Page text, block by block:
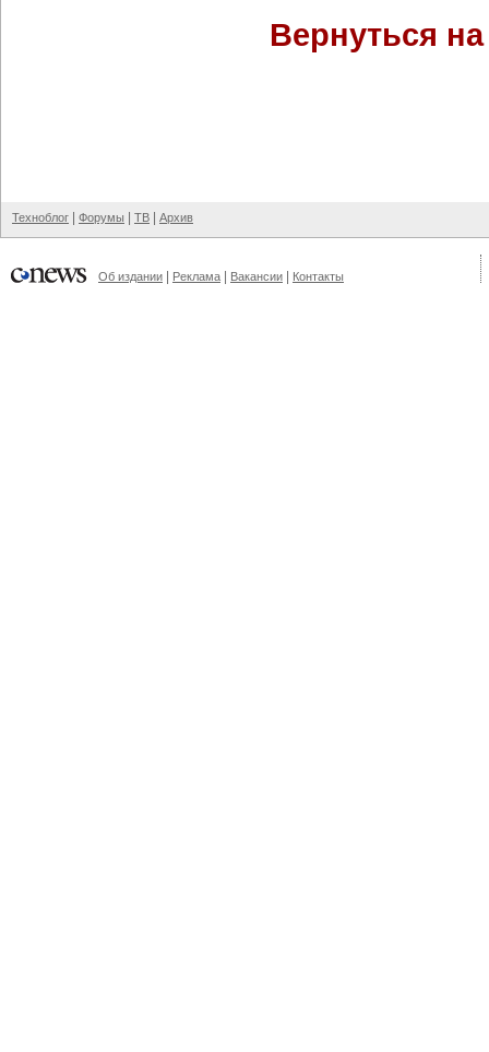
Вернуться
Техноблог Форумы ТВ Архив
Об издании Реклама Вакансии Контакты